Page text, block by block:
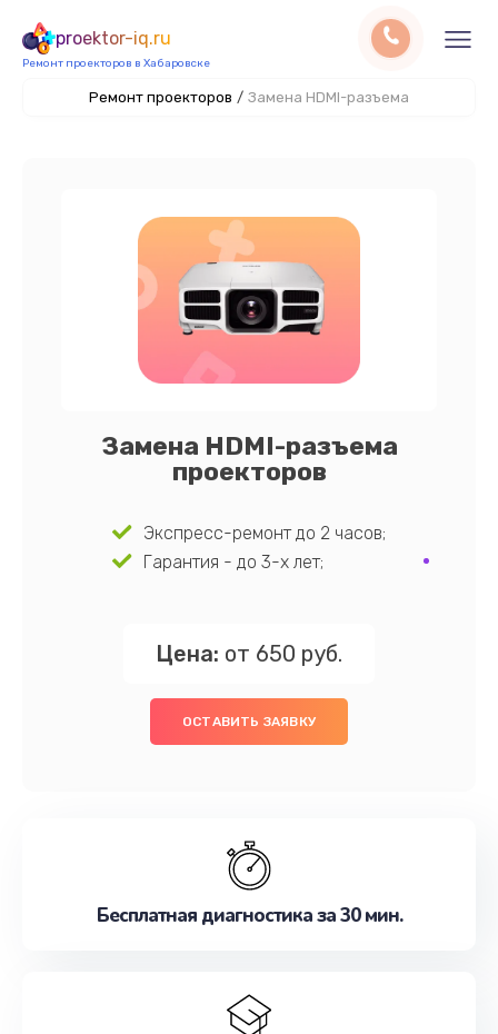
proektor-iq.ru
Ремонт проекторов в Хабаровске
Ремонт проекторов / Замена HDMI-разъема
Замена HDMI-разъема
проекторов
Экспресс-ремонт до 2 часов;
Гарантия - до 3-х лет;
Цена: от 650 руб.
ОСТАВИТЬ ЗАЯВКУ
Бесплатная диагностика за 30 мин.